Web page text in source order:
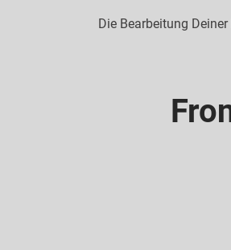
Die Bearbeitung